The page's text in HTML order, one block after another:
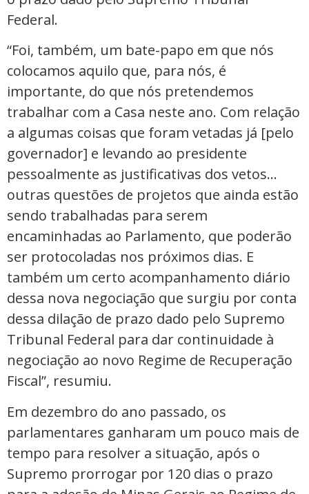
Federal.
“Foi, também, um bate-papo em que nós
colocamos aquilo que, para nós, é
importante, do que nós pretendemos
trabalhar com a Casa neste ano. Com relação
a algumas coisas que foram vetadas já [pelo
governador] e levando ao presidente
pessoalmente as justificativas dos vetos…
outras questões de projetos que ainda estão
sendo trabalhadas para serem
encaminhadas ao Parlamento, que poderão
ser protocoladas nos próximos dias. E
também um certo acompanhamento diário
dessa nova negociação que surgiu por conta
dessa dilação de prazo dado pelo Supremo
Tribunal Federal para dar continuidade à
negociação ao novo Regime de Recuperação
Fiscal”, resumiu.
Em dezembro do ano passado, os
parlamentares ganharam um pouco mais de
tempo para resolver a situação, após o
Supremo prorrogar por 120 dias o prazo